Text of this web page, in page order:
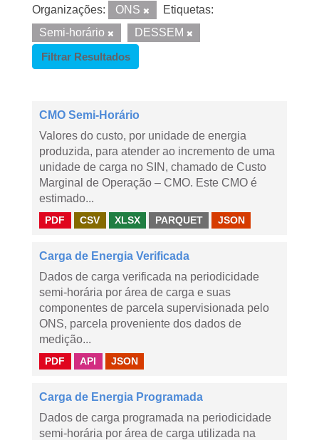
Organizações: ONS
Etiquetas:
Semi-horário
DESSEM
Filtrar Resultados
CMO Semi-Horário
Valores do custo, por unidade de energia
produzida, para atender ao incremento de uma
unidade de carga no SIN, chamado de Custo
Marginal de Operação – CMO. Este CMO é
estimado...
PDF CSV XLSX PARQUET JSON
Carga de Energia Verificada
Dados de carga verificada na periodicidade
semi-horária por área de carga e suas
componentes de parcela supervisionada pelo
ONS, parcela proveniente dos dados de
medição...
PDF API JSON
Carga de Energia Programada
Dados de carga programada na periodicidade
semi-horária por área de carga utilizada na